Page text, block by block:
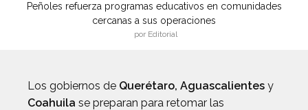
Peñoles refuerza programas educativos en comunidades
cercanas a sus operaciones
por Editorial
Los gobiernos de Querétaro, Aguascalientes y
Coahuila se preparan para retomar las